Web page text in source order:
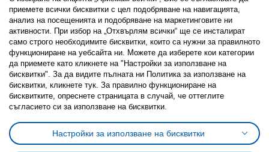
Последвайте ни:
FacebookTwitterYoutubePinterestInstagram
Политика за използване на бисквитки (Cookies)
Избор на настройки за използване на бисквитки
Условия за ползване на ikea.bgОбща политика за личните данни
Политика за защита на личните данни на ikea.bg
приемете всички бисквитки с цел подобряване на навигацията,
анализ на посещенията и подобряване на маркетинговите ни
активности. При избор на „Отхвърлям всички“ ще се инсталират
само строго необходимитe бисквитки, които са нужни за правилното
функциониране на уебсайта ни. Можете да изберете кои категории
да приемете като кликнете на "Настройки за използване на
бисквитки". За да видите пълната ни Политика за използване на
бисквитки, кликнете тук. За правилно функциониране на
бисквитките, опреснете страницата в случай, че оттеглите
съгласието си за използване на бисквитки.
Настройки за използване на бисквитки